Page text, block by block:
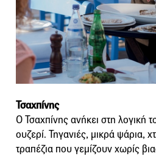
Τσαχπίνης
Ο Τσαχπίνης ανήκει στη λογική
ουζερί. Τηγανιές, μικρά ψάρια,
τραπέζια που γεμίζουν χωρίς